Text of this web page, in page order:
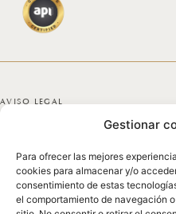
Gestionar
Para ofrecer las mejores
cookies para almacenar y/o
consentimiento de estas
el comportamiento de navegación
AVISO LEGAL
POLÍTICA DE COOKIES
DECLARACIÓN DE ACCESIBILIDAD